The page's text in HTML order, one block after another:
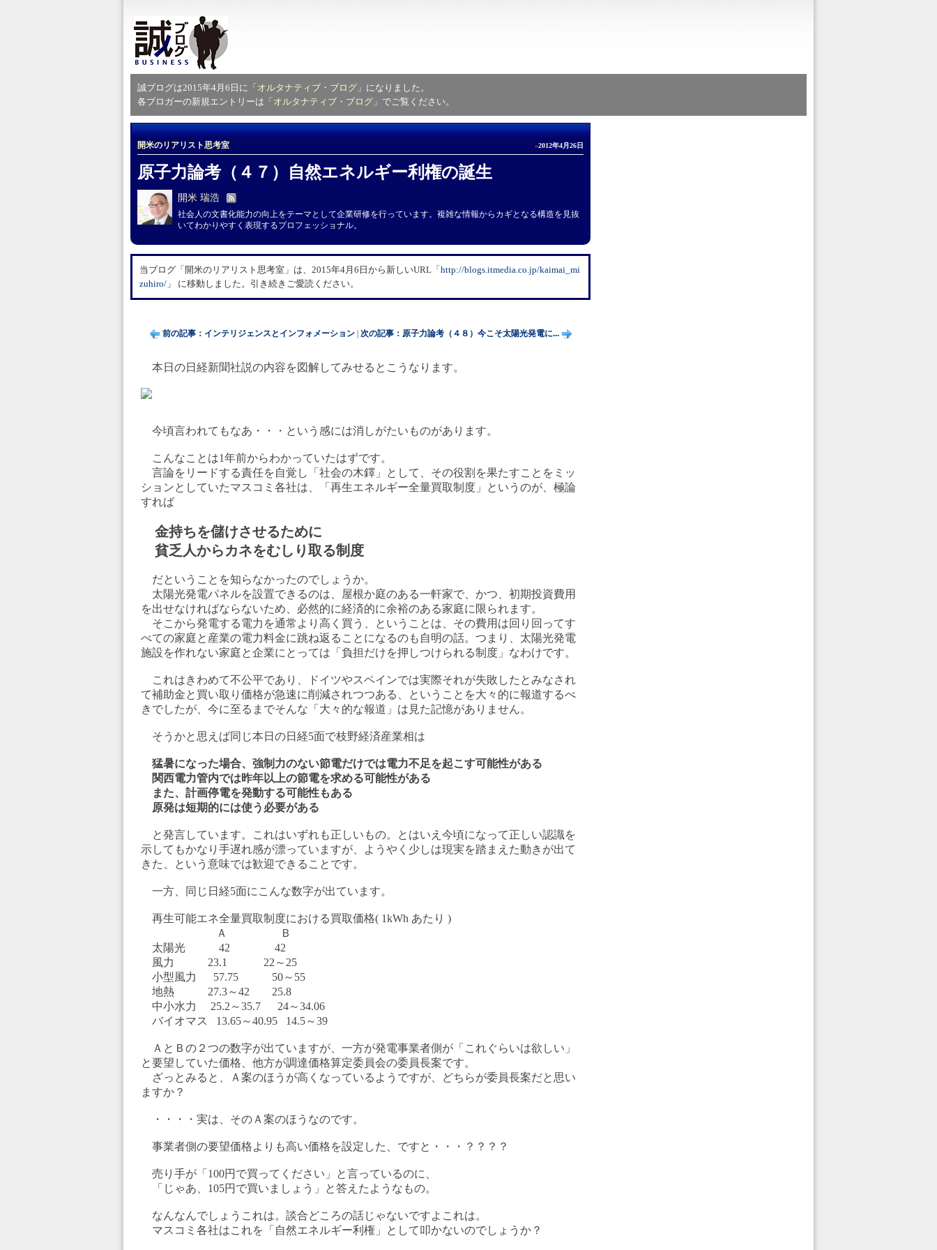
誠ブログは2015年4月6日に「 オルタナティブ・ブログ 」になりました。
各ブロガーの新規エントリーは「 オルタナティブ・ブログ 」でご覧ください。
»2012年4月26日
開米のリアリスト思考室
原子力論考（４７）自然エネルギー利権の誕生
開米 瑞浩
社会人の文書化能力の向上をテーマとして企業研修を行っています。複雑な情報からカギとなる構造を見抜
いてわかりやすく表現するプロフェッショナル。
当ブログ「開米のリアリスト思考室」は、2015年4月6日から新しいURL「 ​http://blogs.itmedia.co.jp/kaimai_mi
zuhiro/ 」 に移動しました。引き続きご愛読ください。
前の記事：インテリジェンスとインフォメーション| 次の記事：原子力論考（４８）今こそ太陽光発電に...
本日の日経新聞社説の内容を図解してみせるとこうなります。
今頃言われてもなあ・・・という感には消しがたいものがあります。
こんなことは1年前からわかっていたはずです。
言論をリードする責任を自覚し「社会の木鐸」として、その役割を果たすことをミッ
ションとしていたマスコミ各社は、「再生エネルギー全量買取制度」というのが、極論
すれば
金持ちを儲けさせるために
貧乏人からカネをむしり取る制度
だということを知らなかったのでしょうか。
太陽光発電パネルを設置できるのは、屋根か庭のある一軒家で、かつ、初期投資費用
を出せなければならないため、必然的に経済的に余裕のある家庭に限られます。
そこから発電する電力を通常より高く買う、ということは、その費用は回り回ってす
べての家庭と産業の電力料金に跳ね返ることになるのも自明の話。つまり、太陽光発電
施設を作れない家庭と企業にとっては「負担だけを押しつけられる制度」なわけです。
これはきわめて不公平であり、ドイツやスペインでは実際それが失敗したとみなされ
て補助金と買い取り価格が急速に削減されつつある、ということを大々的に報道するべ
きでしたが、今に至るまでそんな「大々的な報道」は見た記憶がありません。
そうかと思えば同じ本日の日経5面で枝野経済産業相は
猛暑になった場合、強制力のない節電だけでは電力不足を起こす可能性がある
関西電力管内では昨年以上の節電を求める可能性がある
また、計画停電を発動する可能性もある
原発は短期的には使う必要がある
と発言しています。これはいずれも正しいもの。とはいえ今頃になって正しい認識を
示してもかなり手遅れ感が漂っていますが、ようやく少しは現実を踏まえた動きが出て
きた、という意味では歓迎できることです。
一方、同じ日経5面にこんな数字が出ています。
再生可能エネ全量買取制度における買取価格( 1kWh あたり )
Ａ Ｂ
太陽光 42 42
風力 23.1 22～25
小型風力 57.75 50～55
地熱 27.3～42 25.8
中小水力 25.2～35.7 24～34.06
バイオマス 13.65～40.95 14.5～39
ＡとＢの２つの数字が出ていますが、一方が発電事業者側が「これぐらいは欲しい」
と要望していた価格、他方が調達価格算定委員会の委員長案です。
ざっとみると、Ａ案のほうが高くなっているようですが、どちらが委員長案だと思い
ますか？
・・・・実は、そのＡ案のほうなのです。
事業者側の要望価格よりも高い価格を設定した、ですと・・・？？？？
売り手が「100円で買ってください」と言っているのに、
「じゃあ、105円で買いましょう」と答えたようなもの。
なんなんでしょうこれは。談合どころの話じゃないですよこれは。
マスコミ各社はこれを「自然エネルギー利権」として叩かないのでしょうか？